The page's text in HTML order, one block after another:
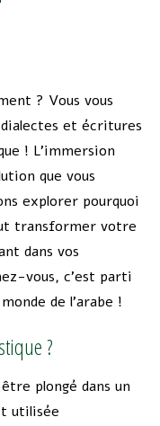
? Vous vous
et écritures
! L’immersion
que vous
explorer pourquoi
transformer votre
dans vos
vous, c’est parti
de l’arabe !
?
plongé dans un
utilisée